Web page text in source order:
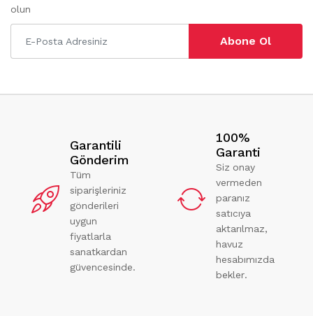
olun
Abone Ol
Garantili
Gönderim
Tüm
siparişleriniz
gönderileri
uygun
fiyatlarla
sanatkardan
güvencesinde.
100%
Garanti
Siz onay
vermeden
paranız
satıcıya
aktarılmaz,
havuz
hesabımızda
bekler.